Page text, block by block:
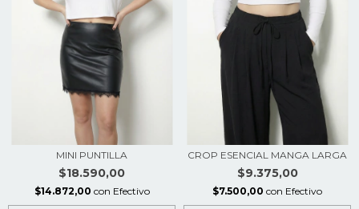
MINI PUNTILLA
$18.590,00
$14.872,00 con Efectivo
CROP ESENCIAL MANGA LARGA
$9.375,00
$7.500,00 con Efectivo